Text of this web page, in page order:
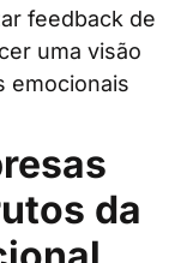
feedback de
uma visão
emocionais
da